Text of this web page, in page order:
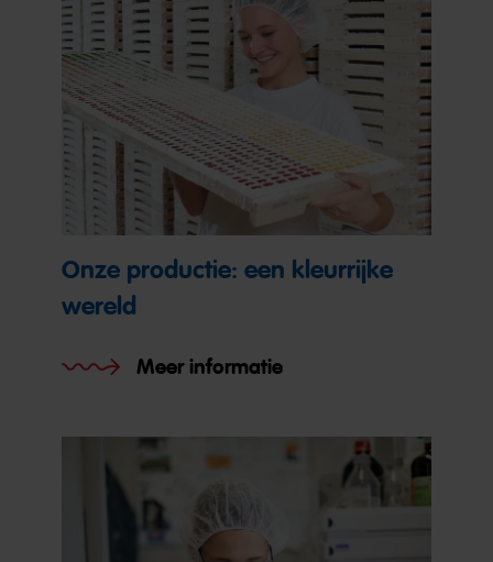
Onze productie: een kleurrijke
wereld
Meer informatie